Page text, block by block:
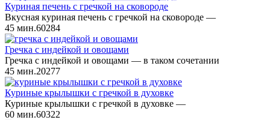
Куриная печень с гречкой на сковороде
Вкусная куриная печень с гречкой на сковороде —
45 мин.60284
Гречка с индейкой и овощами
Гречка с индейкой и овощами — в таком сочетании
45 мин.20277
Куриные крылышки с гречкой в духовке
Куриные крылышки с гречкой в духовке —
60 мин.60322